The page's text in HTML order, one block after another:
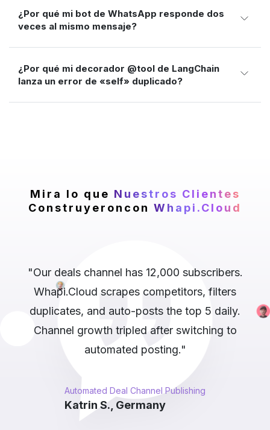
¿Por qué mi bot de WhatsApp responde dos
veces al mismo mensaje?
¿Por qué mi decorador @tool de LangChain
lanza un error de «self» duplicado?
Mira lo que Nuestros Clientes
Construyeron con Whapi.Cloud
"Our deals channel has 12,000 subscribers.
Whapi.Cloud scrapes competitors, filters
duplicates, and auto-posts the top 5 daily.
Channel growth tripled after switching to
automated posting."
Automated Deal Channel Publishing
Katrin S., Germany